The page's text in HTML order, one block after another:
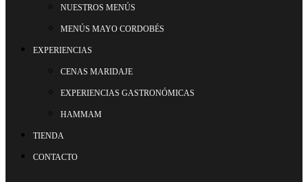
NUESTROS MENÚS
MENÚS MAYO CORDOBÉS
EXPERIENCIAS
CENAS MARIDAJE
EXPERIENCIAS GASTRONÓMICAS
HAMMAM
TIENDA
CONTACTO